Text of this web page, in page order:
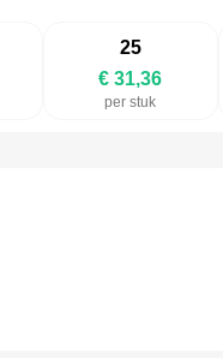
25
€ 31,36
per stuk